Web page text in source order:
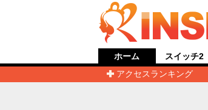
ホーム
アクセスランキング
スイッチ2